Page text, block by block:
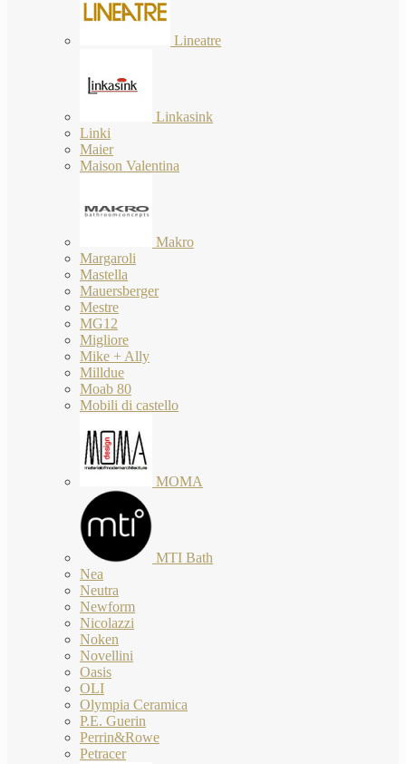
Lineatre
Linkasink
Linki
Maier
Maison Valentina
Makro
Margaroli
Mastella
Mauersberger
Mestre
MG12
Migliore
Mike + Ally
Milldue
Moab 80
Mobili di castello
MOMA
MTI Bath
Nea
Neutra
Newform
Nicolazzi
Noken
Novellini
Oasis
OLI
Olympia Ceramica
P.E. Guerin
Perrin&Rowe
Petracer